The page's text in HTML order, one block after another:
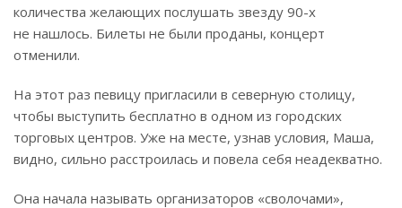
количества желающих послушать звезду 90-х
не нашлось. Билеты не были проданы, концерт
отменили.
На этот раз певицу пригласили в северную столицу,
чтобы выступить бесплатно в одном из городских
торговых центров. Уже на месте, узнав условия, Маша,
видно, сильно расстроилась и повела себя неадекватно.
Она начала называть организаторов «сволочами»,